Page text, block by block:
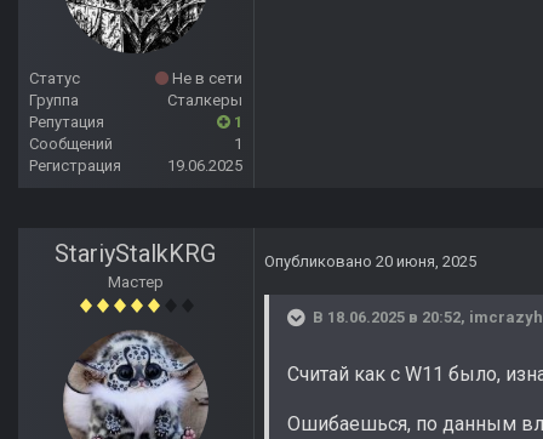
Статус
Не в сети
Группа
Сталкеры
Репутация
1
Сообщений
1
Регистрация
19.06.2025
StariyStalkKRG
Мастер
Опубликовано 20 июня, 2025
В 18.06.2025 в 20:52,
Считай как с W11 было,
Ошибаешься, по данным